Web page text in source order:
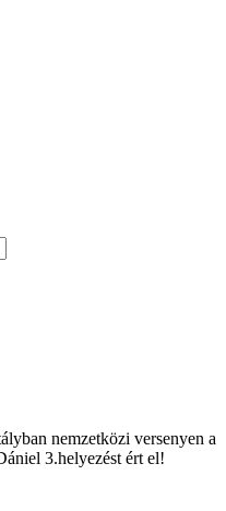
nemzetközi versenyen a
3.helyezést ért el!